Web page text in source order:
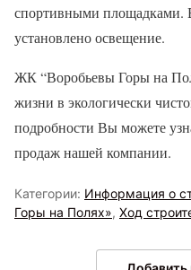
спортивными площадками.
установлено освещение.
ЖК “Воробьевы Горы на
жизни в экологически
подробности Вы можете
продаж нашей компании.
Категории: Информация о
Горы на Полях», Ход